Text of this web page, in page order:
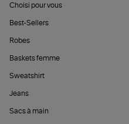
Choisi pour vous
Best-Sellers
Robes
Baskets femme
Sweatshirt
Jeans
Sacs à main